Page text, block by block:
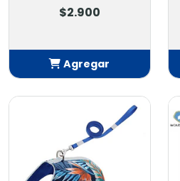
$2.900
Agregar
Añadido